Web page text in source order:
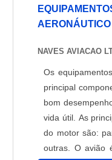
AERONÁUTICO
NAVES AVIACAO
Os
principal
bom
vida útil. As
do motor são:
outras. O avião